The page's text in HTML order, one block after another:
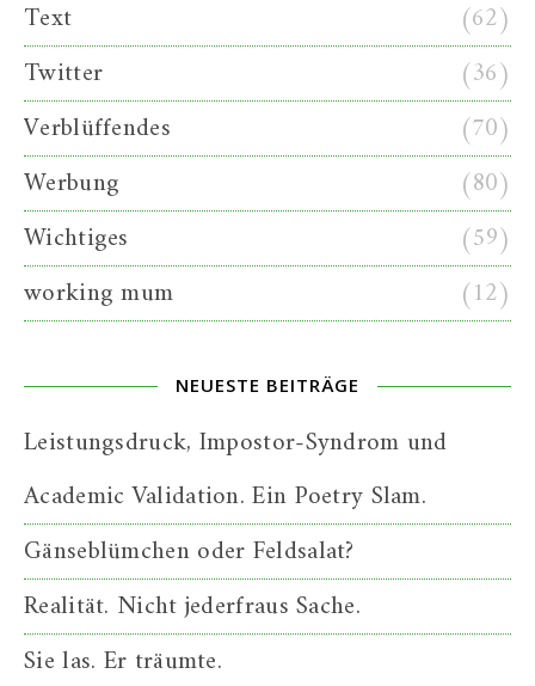
Text
(62)
Twitter
(36)
Verblüffendes
(70)
Werbung
(80)
Wichtiges
(59)
working mum
(12)
NEUESTE BEITRÄGE
Leistungsdruck, Impostor-Syndrom und
Academic Validation. Ein Poetry Slam.
Gänseblümchen oder Feldsalat?
Realität. Nicht jederfraus Sache.
Sie las. Er träumte.